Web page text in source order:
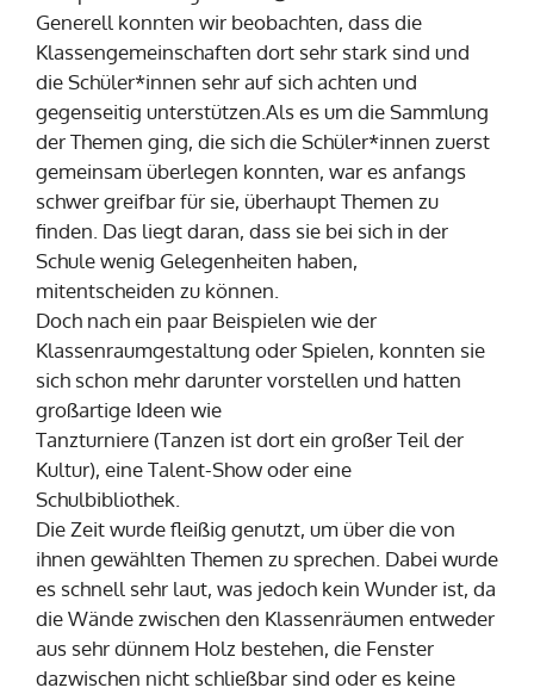
Generell konnten wir beobachten, dass die
Klassengemeinschaften dort sehr stark sind und
die Schüler*innen sehr auf sich achten und
gegenseitig unterstützen.Als es um die Sammlung
der Themen ging, die sich die Schüler*innen zuerst
gemeinsam überlegen konnten, war es anfangs
schwer greifbar für sie, überhaupt Themen zu
finden. Das liegt daran, dass sie bei sich in der
Schule wenig Gelegenheiten haben,
mitentscheiden zu können.
Doch nach ein paar Beispielen wie der
Klassenraumgestaltung oder Spielen, konnten sie
sich schon mehr darunter vorstellen und hatten
großartige Ideen wie
Tanzturniere (Tanzen ist dort ein großer Teil der
Kultur), eine Talent-Show oder eine
Schulbibliothek.
Die Zeit wurde fleißig genutzt, um über die von
ihnen gewählten Themen zu sprechen. Dabei wurde
es schnell sehr laut, was jedoch kein Wunder ist, da
die Wände zwischen den Klassenräumen entweder
aus sehr dünnem Holz bestehen, die Fenster
dazwischen nicht schließbar sind oder es keine